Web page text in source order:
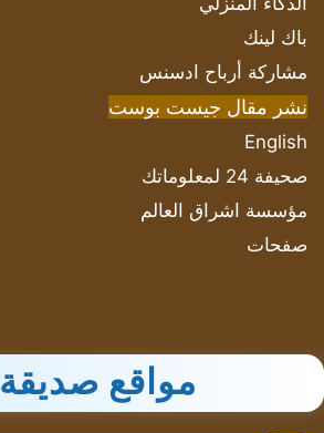
باك لينك
مشاركة أرباح ادسنس
نشر مقال جيست بوست
English
صحيفة 24 لمعلوماتك
مؤسسة اشراق العالم
صفحات
مواقع صديقة